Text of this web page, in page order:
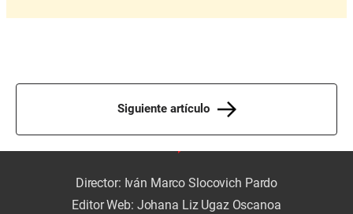
Siguiente artículo
Director: Iván Marco Slocovich Pardo
Editor Web: Johana Liz Ugaz Oscanoa